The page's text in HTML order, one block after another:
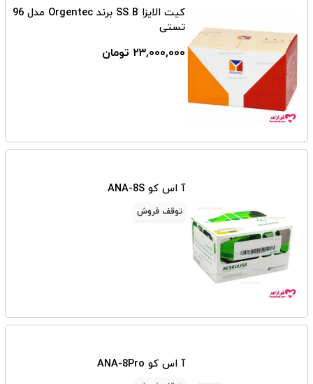
کیت الایزا SS B برند Orgentec مدل 96
تستی
۲۳,۰۰۰,۰۰۰ تومان
آ اس کو ANA-8S
توقف فروش
آ اس کو ANA-8Pro